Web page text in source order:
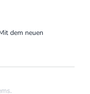
dem neuen
.